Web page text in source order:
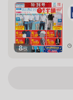
8枚